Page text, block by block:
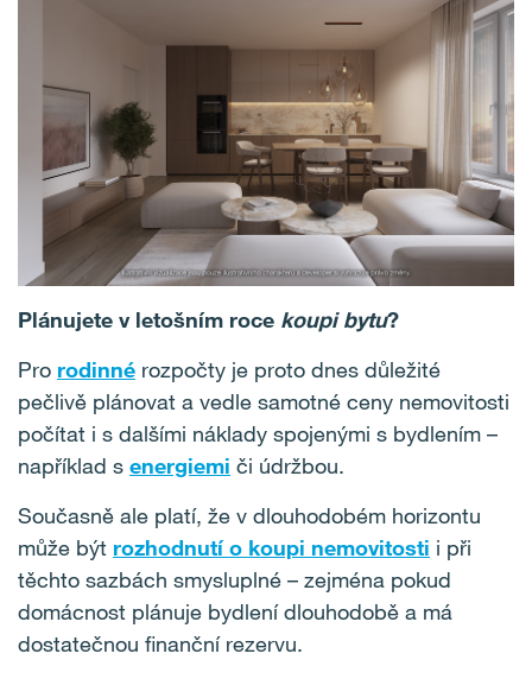
Plánujete v letošním roce koupi bytu?
Pro rodinné rozpočty je proto dnes důležité
pečlivě plánovat a vedle samotné ceny nemovitosti
počítat i s dalšími náklady spojenými s bydlením –
například s energiemi či údržbou.
Současně ale platí, že v dlouhodobém horizontu
může být rozhodnutí o koupi nemovitosti i při
těchto sazbách smysluplné – zejména pokud
domácnost plánuje bydlení dlouhodobě a má
dostatečnou finanční rezervu.